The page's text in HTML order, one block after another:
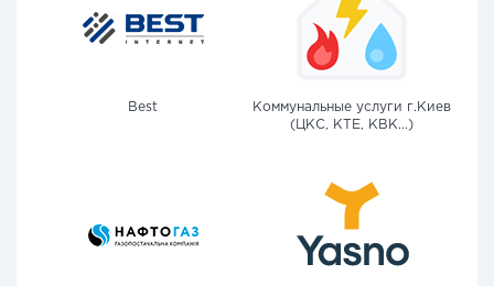
Best
Коммунальные услуги г.Киев
(ЦКС, КТЕ, КВК...)